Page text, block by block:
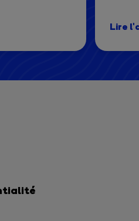
Lire